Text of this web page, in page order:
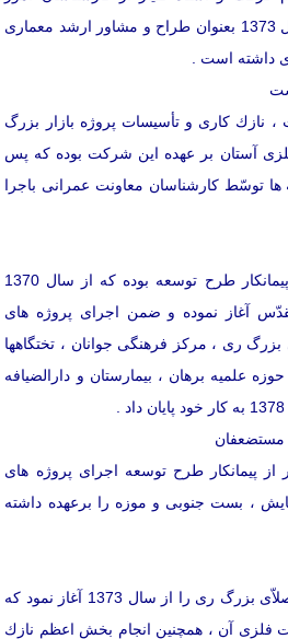
معماری سنّتی و اسلامی از سال 1373 بعنوان طراح و مشاور ارشد معماری
داشته است .
نازك كاری و تأسیسات پروژه بازار بزرگ
آستان بر عهده این شركت بوده كه پس
توسّط كارشناسان معاونت عمرانی باجرا
این شركت اوّلین و بزرگترین پیمانكار طرح توسعه بوده كه از سال 1370
آغاز نموده و ضمن اجرای پروژه های
ری ، مركز فرهنگی جوانان ، تختگاهها
علمیه برهان ، بیمارستان و دارالضیافه
پیمانكار طرح توسعه اجرای پروژه های
، بست جنوبی و موزه را برعهده داشته
این شركت نیز اجرای پروژه مصلاّی بزرگ ری را از سال 1373 آغاز نمود كه
آن ، همچنین انجام بخش اعظم نازك